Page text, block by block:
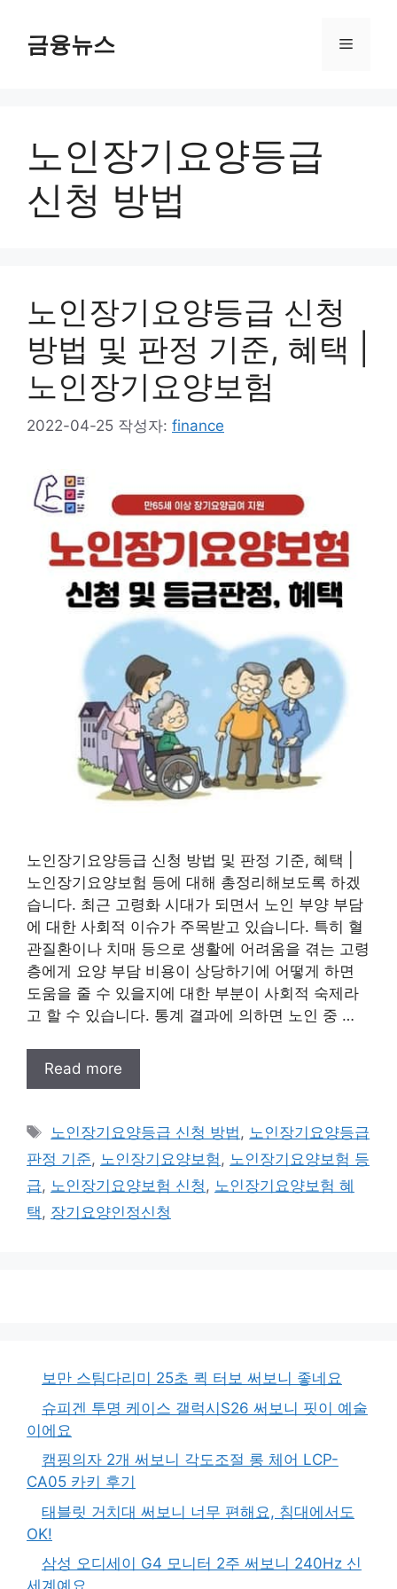
금융뉴스 메
노인장기요양등급
신청 방법
노인장기요양등급 신청
방법 및 판정 기준, 혜택 |
노인장기요양보험
2022-04-25 작성자: finance
노인장기요양등급 신청 방법 및 판정 기준, 혜택 |
노인장기요양보험 등에 대해 총정리해보도록 하겠
습니다. 최근 고령화 시대가 되면서 노인 부양 부담
에 대한 사회적 이슈가 주목받고 있습니다. 특히 혈
관질환이나 치매 등으로 생활에 어려움을 겪는 고령
층에게 요양 부담 비용이 상당하기에 어떻게 하면
도움을 줄 수 있을지에 대한 부분이 사회적 숙제라
고 할 수 있습니다. 통계 결과에 의하면 노인 중 …
Read more
태
그
노인장기요양등급 신청 방법, 노인장기요양등급
판정 기준, 노인장기요양보험, 노인장기요양보험 등
급, 노인장기요양보험 신청, 노인장기요양보험 혜
택, 장기요양인정신청
보만 스팀다리미 25초 퀵 터보 써보니 좋네요
슈피겐 투명 케이스 갤럭시S26 써보니 핏이 예술
이에요
캠핑의자 2개 써보니 각도조절 롱 체어 LCP-
CA05 카키 후기
태블릿 거치대 써보니 너무 편해요, 침대에서도
OK!
삼성 오디세이 G4 모니터 2주 써보니 240Hz 신
세계예요